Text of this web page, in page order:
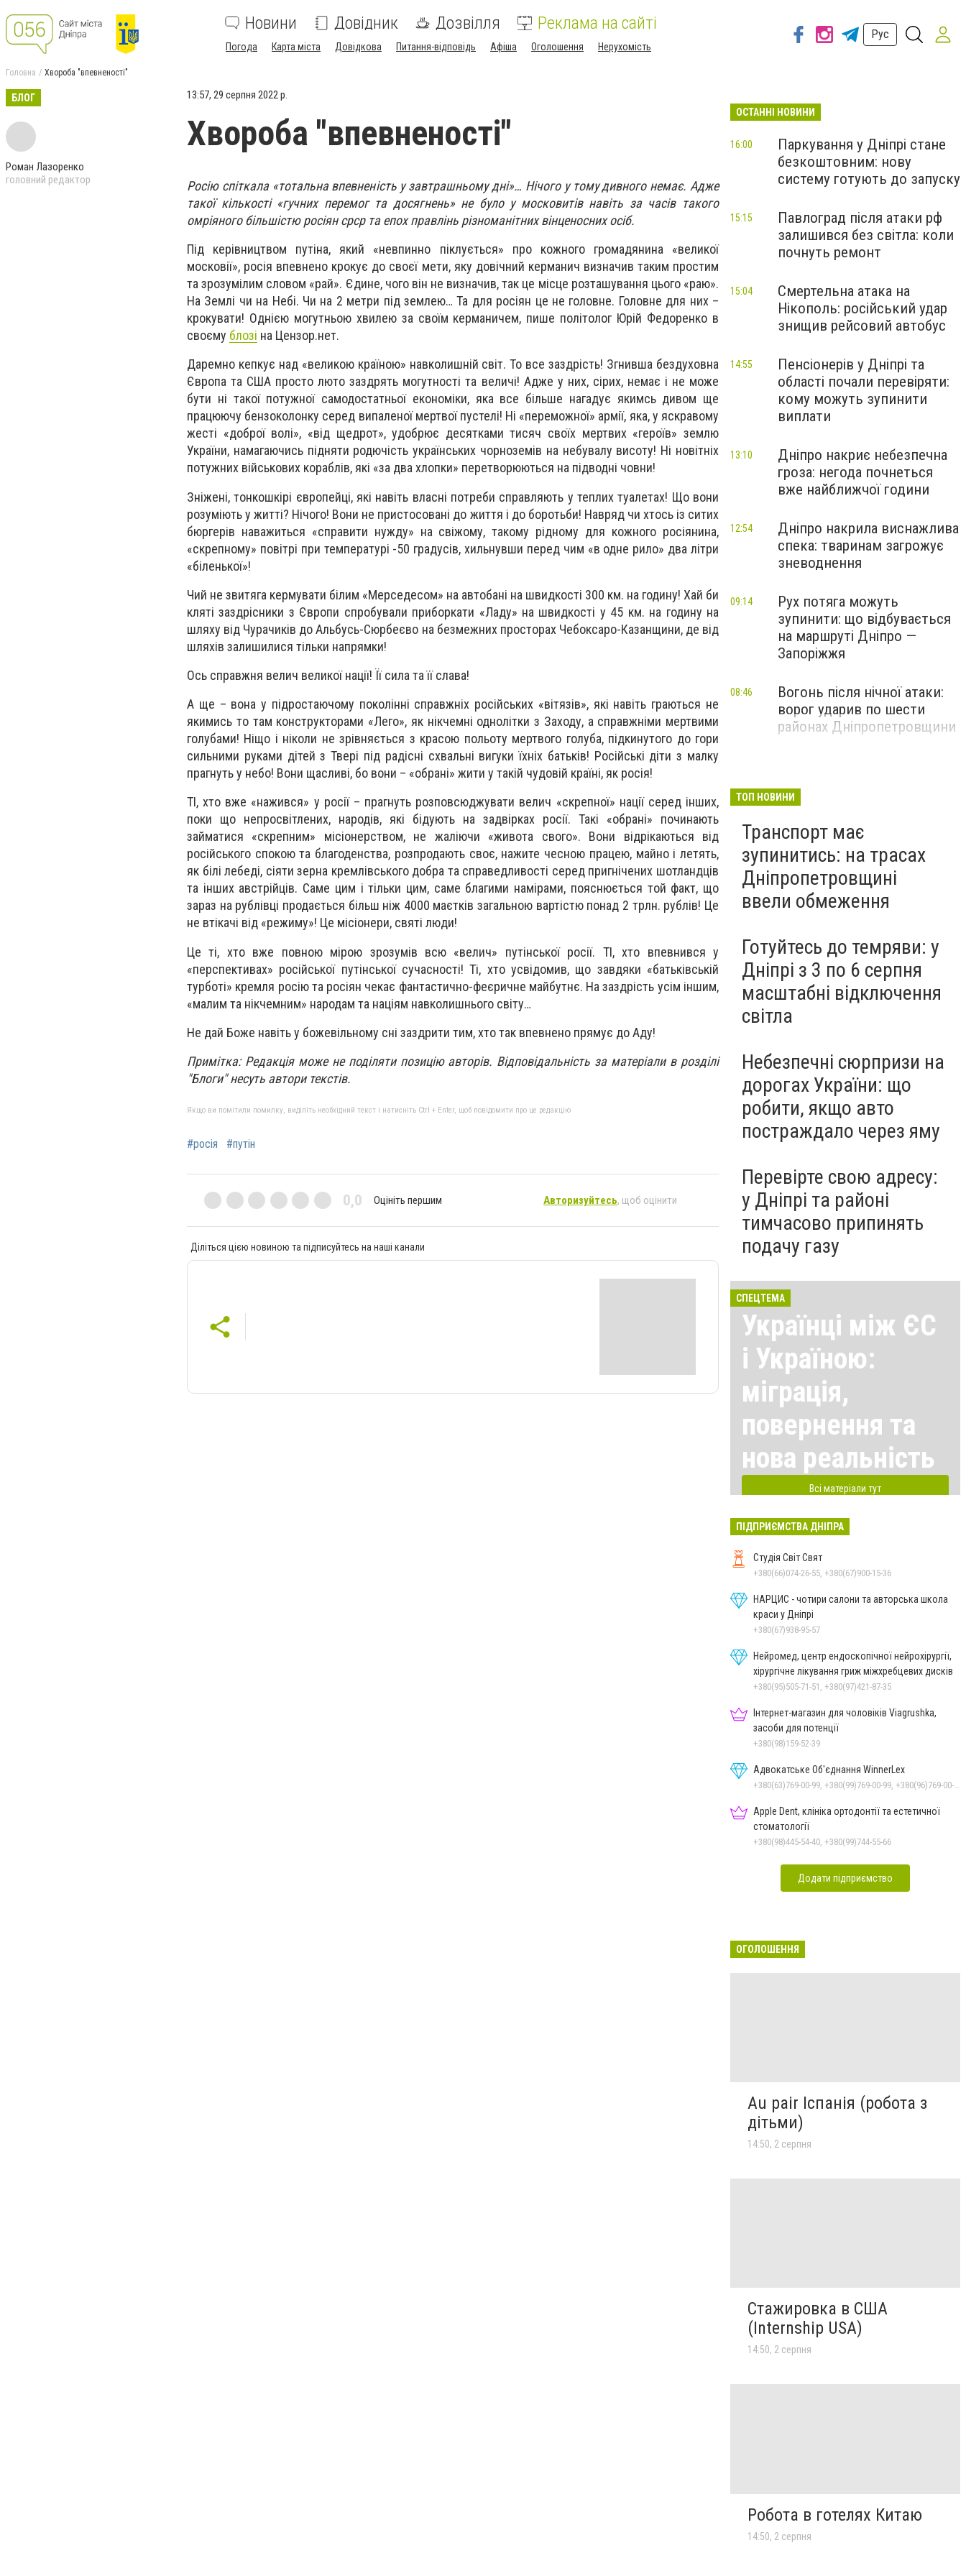
Новини Довідник Дозвілля Реклама на сайті
Погода Карта міста Довідкова Питання-відповідь Афіша Оголошення Нерухомість
Рус
Головна Хвороба "впевненості"
БЛОГ
Роман Лазоренко
головний редактор
13:57, 29 серпня 2022 р.
Хвороба "впевненості"
Росію спіткала «тотальна впевненість у завтрашньому дні»… Нічого у тому дивного немає. Адже
такої кількості «гучних перемог та досягнень» не було у московитів навіть за часів такого
омріяного більшістю росіян срср та епох правлінь різноманітних вінценосних осіб.
Під керівництвом путіна, який «невпинно піклується» про кожного громадянина «великої
московії», росія впевнено крокує до своєї мети, яку довічний керманич визначив таким простим
та зрозумілим словом «рай». Єдине, чого він не визначив, так це місце розташування цього «раю».
На Землі чи на Небі. Чи на 2 метри під землею… Та для росіян це не головне. Головне для них –
крокувати! Однією могутньою хвилею за своїм керманичем, пише політолог Юрій Федоренко в
своєму блозі на Цензор.нет.
Даремно кепкує над «великою країною» навколишній світ. То все заздрість! Згнивша бездуховна
Європа та США просто люто заздрять могутності та величі! Адже у них, сірих, немає і не може
бути ні такої потужної самодостатньої економіки, яка все більше нагадує якимсь дивом ще
працюючу бензоколонку серед випаленої мертвої пустелі! Ні «переможної» армії, яка, у яскравому
жесті «доброї волі», «від щедрот», удобрює десятками тисяч своїх мертвих «героїв» землю
України, намагаючись підняти родючість українських чорноземів на небувалу висоту! Ні новітніх
потужних військових кораблів, які «за два хлопки» перетворюються на підводні човни!
Зніжені, тонкошкірі європейці, які навіть власні потреби справляють у теплих туалетах! Що вони
розуміють у житті? Нічого! Вони не пристосовані до життя і до боротьби! Навряд чи хтось із ситих
бюргерів наважиться «справити нужду» на свіжому, такому рідному для кожного росіянина,
«скрепному» повітрі при температурі -50 градусів, хильнувши перед чим «в одне рило» два літри
«біленької»!
Чий не звитяга кермувати білим «Мерседесом» на автобані на швидкості 300 км. на годину! Хай би
кляті заздрісники з Європи спробували приборкати «Ладу» на швидкості у 45 км. на годину на
шляху від Чурачиків до Альбусь-Сюрбеєво на безмежних просторах Чебоксаро-Казанщини, де від
шляхів залишилися тільки напрямки!
Ось справжня велич великої нації! Її сила та її слава!
А ще – вона у підростаючому поколінні справжніх російських «вітязів», які навіть граються не
якимись то там конструкторами «Лего», як нікчемні однолітки з Заходу, а справжніми мертвими
голубами! Ніщо і ніколи не зрівняється з красою польоту мертвого голуба, підкинутого до гори
сильними руками дітей з Твері під радісні схвальні вигуки їхніх батьків! Російські діти з малку
прагнуть у небо! Вони щасливі, бо вони – «обрані» жити у такій чудовій країні, як росія!
ТІ, хто вже «нажився» у росії – прагнуть розповсюджувати велич «скрепної» нації серед інших,
поки що непросвітлених, народів, які бідують на задвірках росії. Такі «обрані» починають
займатися «скрепним» місіонерством, не жаліючи «живота свого». Вони відрікаються від
російського спокою та благоденства, розпродають своє, нажите чесною працею, майно і летять,
як білі лебеді, сіяти зерна кремлівського добра та справедливості серед пригнічених шотландців
та інших австрійців. Саме цим і тільки цим, саме благими намірами, пояснюється той факт, що
зараз на рублівці продається більш ніж 4000 маєтків загальною вартістю понад 2 трлн. рублів! Це
не втікачі від «режиму»! Це місіонери, святі люди!
Це ті, хто вже повною мірою зрозумів всю «велич» путінської росії. ТІ, хто впевнився у
«перспективах» російської путінської сучасності! Ті, хто усвідомив, що завдяки «батьківській
турботі» кремля росію та росіян чекає фантастично-феєричне майбутнє. На заздрість усім іншим,
«малим та нікчемним» народам та націям навколишнього світу…
Не дай Боже навіть у божевільному сні заздрити тим, хто так впевнено прямує до Аду!
Примітка: Редакція може не поділяти позицію авторів. Відповідальність за матеріали в розділі
"Блоги" несуть автори текстів.
Якщо ви помітили помилку, виділіть необхідний текст і натисніть Ctrl + Enter, щоб повідомити про це редакцію
#росія #путін
0,0 Оцініть першим Авторизуйтесь, щоб оцінити
Діліться цією новиною та підписуйтесь на наші канали
ОСТАННІ НОВИНИ
Паркування у Дніпрі стане
безкоштовним: нову
систему готують до запуску
16:00
Павлоград після атаки рф
залишився без світла: коли
почнуть ремонт
15:15
Смертельна атака на
Нікополь: російський удар
знищив рейсовий автобус
15:04
Пенсіонерів у Дніпрі та
області почали перевіряти:
кому можуть зупинити
виплати
14:55
Дніпро накриє небезпечна
гроза: негода почнеться
вже найближчої години
13:10
Дніпро накрила виснажлива
спека: тваринам загрожує
зневоднення
12:54
Рух потяга можуть
зупинити: що відбувається
на маршруті Дніпро —
Запоріжжя
09:14
Вогонь після нічної атаки:
ворог ударив по шести
районах Дніпропетровщини
08:46
ТОП НОВИНИ
Транспорт має
зупинитись: на трасах
Дніпропетровщині
ввели обмеження
Готуйтесь до темряви: у
Дніпрі з 3 по 6 серпня
масштабні відключення
світла
Небезпечні сюрпризи на
дорогах України: що
робити, якщо авто
постраждало через яму
Перевірте свою адресу:
у Дніпрі та районі
тимчасово припинять
подачу газу
СПЕЦТЕМА
Українці між ЄС
і Україною:
міграція,
повернення та
нова реальність
Всі матеріали тут
ПІДПРИЄМСТВА ДНІПРА
Студія Світ Свят
+380(66)074-26-55, +380(67)900-15-36
НАРЦИС - чотири салони та авторська школа
краси у Дніпрі
+380(67)938-95-57
Нейромед, центр ендоскопічної нейрохірургії,
хірургічне лікування гриж міжхребцевих дисків
+380(95)505-71-51, +380(97)421-87-35
Інтернет-магазин для чоловіків Viagrushka,
засоби для потенції
+380(98)159-52-39
Адвокатське Об'єднання WinnerLex
Apple Dent, клініка ортодонтії та естетичної
стоматології
+380(98)445-54-40, +380(99)744-55-66
Додати підприємство
ОГОЛОШЕННЯ
Au pair Іспанія (робота з
дітьми)
14:50, 2 серпня
Стажировка в США
(Internship USA)
14:50, 2 серпня
Робота в готелях Китаю
14:50, 2 серпня